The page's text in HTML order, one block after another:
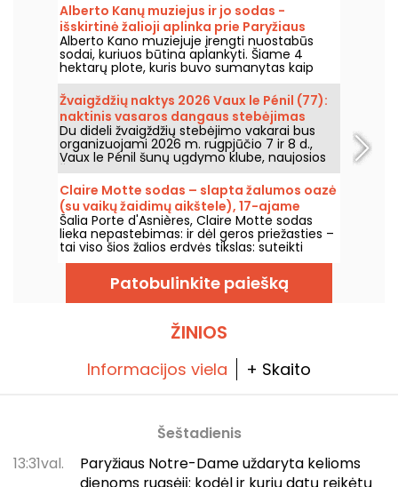
Alberto Kanų muziejus ir jo sodas -
išskirtinė žalioji aplinka prie Paryžiaus
vartų
Alberto Kano muziejuje įrengti nuostabūs
sodai, kuriuos būtina aplankyti. Šiame 4
hektarų plote, kuris buvo sumanytas kaip
vaizdingas sodas, yra nuostabus japoniškas
sodas ir kaimas, angliškas sodas,
prancūziškas sodas, miškai ir pievos. Tai tikra
permaina.
Žvaigždžių naktys 2026 Vaux le Pénil (77):
naktinis vasaros dangaus stebėjimas
Du dideli žvaigždžių stebėjimo vakarai bus
organizuojami 2026 m. rugpjūčio 7 ir 8 d.,
Vaux le Pénil šunų ugdymo klube, naujosios
Žvaigždžių naktų edicijos proga.
Claire Motte sodas – slapta žalumos oazė
(su vaikų žaidimų aikštele), 17-ajame
Paryžiaus rajone.
Šalia Porte d'Asnières, Claire Motte sodas
lieka nepastebimas: ir dėl geros priežasties –
tai viso šios žalios erdvės tikslas: suteikti
vietą, kur atgauti jėgas, ramiai.
Patobulinkite paiešką
ŽINIOS
Informacijos viela + Skaito
Šeštadienis
13:31val.
Paryžiaus Notre-Dame uždaryta kelioms
dienoms rugsėjį: kodėl ir kurių datų reikėtų